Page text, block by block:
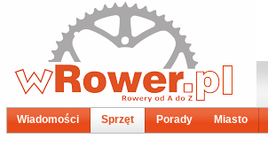
Wiadomości Sprzęt Porady Miasto